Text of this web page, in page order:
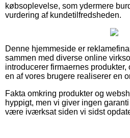
købsoplevelse, som ydermere
vurdering af kundetilfredsheden.
Denne hjemmeside er
sammen med diverse online
introducerer firmaernes
en af vores brugere realiserer en
Fakta omkring produkter og
hyppigt, men vi giver ingen
være iværksat siden vi sidst